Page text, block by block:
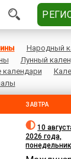
Народный
Лунный
ЗАВТРА
10
2026 года,
понедельник